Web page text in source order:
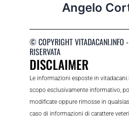
Angelo
© COPYRIGHT VITADACANI.INFO
RISERVATA
DISCLAIMER
Le informazioni esposte in
scopo esclusivamente informativo,
modificate oppure rimosse in
caso di informazioni di carattere